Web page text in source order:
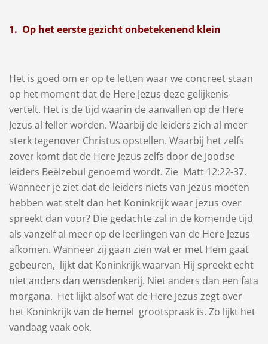
1. Op het eerste gezicht onbetekenend klein
Het is goed om er op te letten waar we concreet staan
op het moment dat de Here Jezus deze gelijkenis
vertelt. Het is de tijd waarin de aanvallen op de Here
Jezus al feller worden. Waarbij de leiders zich al meer
sterk tegenover Christus opstellen. Waarbij het zelfs
zover komt dat de Here Jezus zelfs door de Joodse
leiders Beëlzebul genoemd wordt. Zie Matt 12:22-37.
Wanneer je ziet dat de leiders niets van Jezus moeten
hebben wat stelt dan het Koninkrijk waar Jezus over
spreekt dan voor? Die gedachte zal in de komende tijd
als vanzelf al meer op de leerlingen van de Here Jezus
afkomen. Wanneer zij gaan zien wat er met Hem gaat
gebeuren, lijkt dat Koninkrijk waarvan Hij spreekt echt
niet anders dan wensdenkerij. Niet anders dan een fata
morgana. Het lijkt alsof wat de Here Jezus zegt over
het Koninkrijk van de hemel grootspraak is. Zo lijkt het
vandaag vaak ook.